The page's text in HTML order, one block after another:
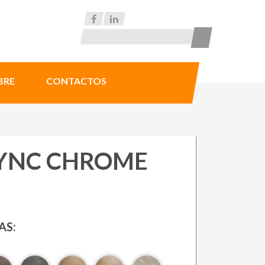
CONTACTOS
CHROME